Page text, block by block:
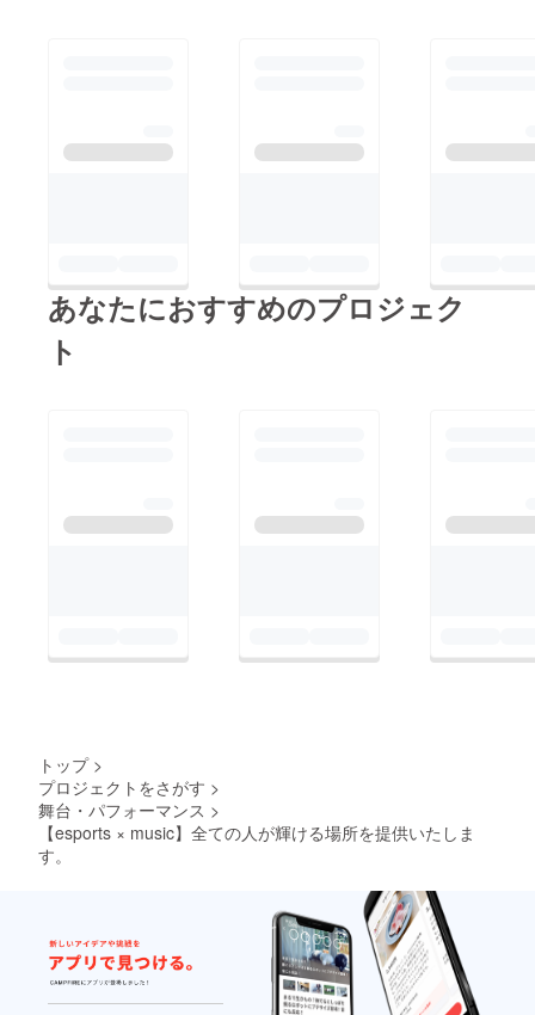
あなたにおすすめのプロジェク
ト
トップ >
プロジェクトをさがす >
舞台・パフォーマンス >
【esports × music】全ての人が輝ける場所を提供いたしま
す。